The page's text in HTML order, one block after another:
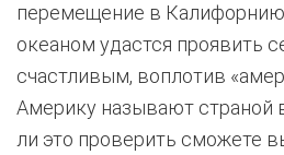
перемещение в
океаном удастся проявить
счастливым, воплотив
Америку называют страной
ли это проверить сможете